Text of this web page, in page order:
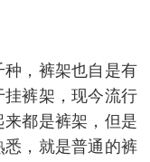
种，裤架也自是有
裤架，现今流行
都是裤架，但是
，就是普通的裤